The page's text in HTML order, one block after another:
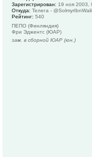
Зарегистрирован: 19 ноя 2003,
Откуда: Телега -
Рейтинг: 540
ПЕПО (Финляндия)
Фри Эджентс (ЮАР)
зам. в сборной ЮАР (юн.)